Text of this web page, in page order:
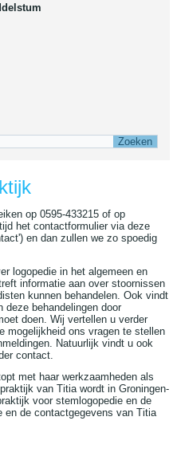
op 0595-433215 of op
het contactformulier via deze
en dan zullen we zo spoedig
logopedie in het algemeen en
informatie aan over stoornissen
kunnen behandelen. Ook vindt
deze behandelingen door
doen. Wij vertellen u verder
mogelijkheid ons vragen te stellen
Natuurlijk vindt u ook
contact.
met haar werkzaamheden als
van Titia wordt in Groningen-
voor stemlogopedie en de
en de contactgegevens van Titia